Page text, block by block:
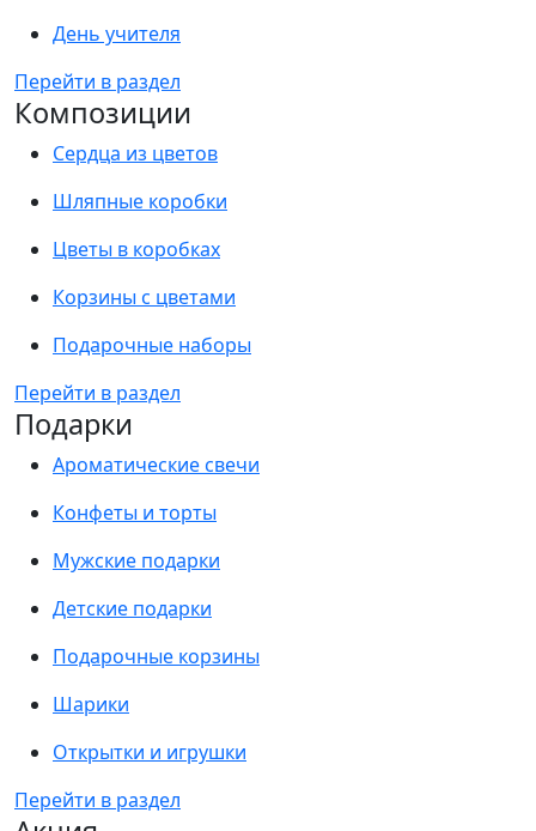
День учителя
Перейти в раздел
Композиции
Сердца из цветов
Шляпные коробки
Цветы в коробках
Корзины с цветами
Подарочные наборы
Перейти в раздел
Подарки
Ароматические свечи
Конфеты и торты
Мужские подарки
Детские подарки
Подарочные корзины
Шарики
Открытки и игрушки
Перейти в раздел